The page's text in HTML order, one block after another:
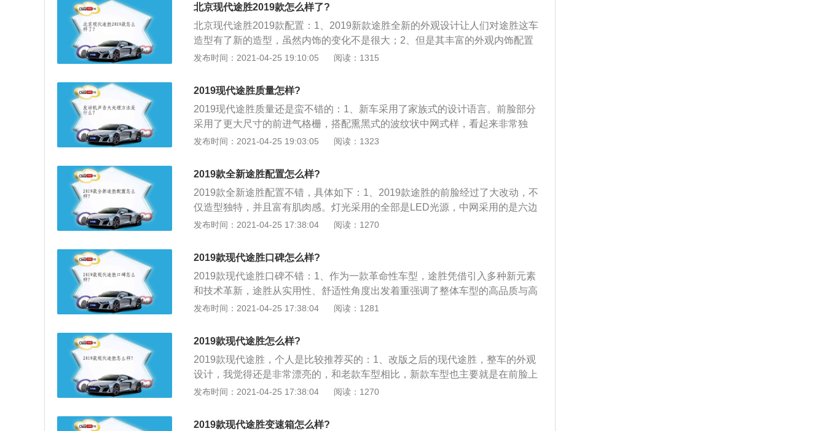
达目标形势仍然比较好。
北京现代途胜2019款怎么样了?
北京现代途胜2019款配置：1、2019新款途胜全新的外观设计让人们对途胜这车
造型有了新的造型，虽然内饰的变化不是很大；2、但是其丰富的外观内饰配置
还是让其保持着韩系车一贯的性价比，此外，新车在车联网上有着不小的提升，
整体年轻了许多，配置丰富，性价比还是比较高的，搭配的智行安全系统和车联
网，迎合了潮流趋势。
发布时间：2021-04-25 19:10:05 阅读：1315
2019现代途胜质量怎样?
2019现代途胜质量还是蛮不错的：1、新车采用了家族式的设计语言。前脸部分
采用了更大尺寸的前进气格栅，搭配熏黑式的波纹状中网式样，看起来非常独
特，有种不一样的感觉；2、两侧前大灯组采用了相对来说比较犀利的样式，灯
面部分采用贯穿式的腰线搭配上大尺寸的轮毂，让这台车的侧面看起来肌肉感十
足，营造出一种无畏向前的姿态；3、而在车身尺寸上全新胜达的长宽高分别为4
930\/1910\/1720mm，轴距达到了2865mm，相比于老款车型，尺寸上加大了不
少；4、而在车尾处，没有采用了时下比较流行的贯穿式尾灯设计，取而代之的
是另类的回形设计，并且同前脸进行呼应，再次突出强调了动感。
发布时间：2021-04-25 19:03:05 阅读：1323
2019款全新途胜配置怎么样?
2019款全新途胜配置不错，具体如下：1、2019款途胜的前脸经过了大改动，不
仅造型独特，并且富有肌肉感。灯光采用的全部是LED光源，中网采用的是六边
形的镀铬栅设计，并且前保险杠采用的镀铬装饰途胜尾部还是非常的饱满，采用
显得非常高挡。途胜中控台配备10.25英寸悬浮式的触摸屏，并且还配置了360全
景影像系统，双区自动空调控制面板采用全新设计，保留了大尺寸全景天窗。内
饰非常符合年轻人的品味；3、2019款的途胜座椅采用真皮材质包裹着，上方采
用的是网格图纹，提升了车内的豪华感。途胜后排的腿部空间只有一拳左右，不
是很宽敞。头部也有一掌左右的距离，后备箱非常的宽敞，并且平整，后排可以
大的输出功率130kw，最大的扭矩达到了265Nm，匹配的是7速双离合的变速
箱。动力非常的强劲，并且换挡非常流畅，没有任何卡顿感。
发布时间：2021-04-25 17:38:04 阅读：1270
2019款现代途胜口碑怎么样?
2019款现代途胜口碑不错：1、作为一款革命性车型，途胜凭借引入多种新元素
和技术革新，途胜从实用性、舒适性角度出发着重强调了整体车型的高品质与高
性能，并将这种高品质和高性能表现在发动机动力、内外观及空间设计、安全性
推出，不仅畅销韩国和欧美市场，而且很快成为各种国际汽车大奖追逐的新星；
2、在上市的短短一年中，由于优异的产品品质，途胜已经获得了包括加拿大记
者协会颁发的“最佳紧凑型SUV车型”奖、国际工业设计协会颁发的“最佳工业设
计”奖、国际汽车专业评价机构StrategicVision颁发的“综合质量第一名”等奖项，
同时成为当年上市车型中“新车品质满意度”最高的车型，刷新了SUV新车上市满
同时获奖的新车。途胜为其所属系列下的最新车系；3、不仅畅销韩国和欧美市
发布时间：2021-04-25 17:38:04 阅读：1281
2019款现代途胜怎么样?
2019款现代途胜，个人是比较推荐买的：1、改版之后的现代途胜，整车的外观
设计，我觉得还是非常漂亮的，和老款车型相比，新款车型也主要就是在前脸上
有了一次调整，但是这次调整幅度还是比较大的，整个车头看起来更加的紧致
2、我所选择的是一台自动挡中配的版本，这款车型配备有LED大灯，灯组的设
发布时间：2021-04-25 17:38:04 阅读：1270
2019款现代途胜变速箱怎么样?